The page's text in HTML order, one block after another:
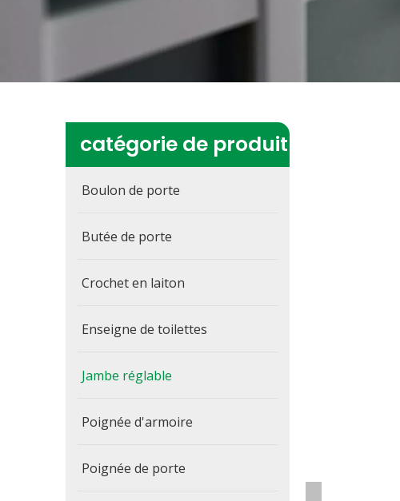
catégorie de produit
Boulon de porte
Butée de porte
Crochet en laiton
Enseigne de toilettes
Jambe réglable
Poignée d'armoire
Poignée de porte